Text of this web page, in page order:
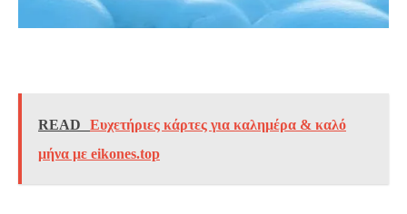
READ
Ευχετήριες κάρτες για καλημέρα & καλό
μήνα με eikones.top